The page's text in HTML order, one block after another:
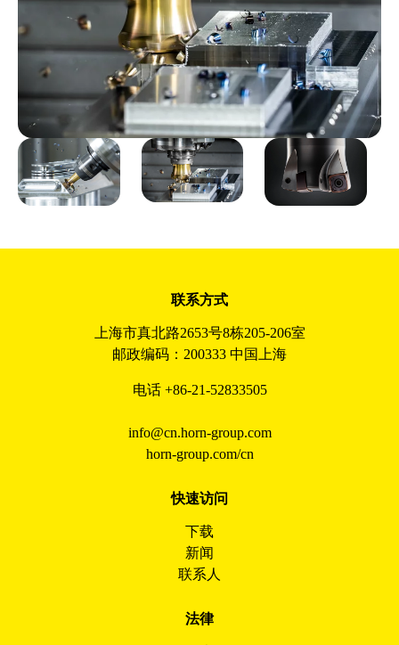
联系方式
上海市真北路2653号8栋205-206室
邮政编码：200333 中国上海
电话 +86-21-52833505
info@cn.horn-group.com
horn-group.com/cn
快速访问
下载
新闻
联系人
法律